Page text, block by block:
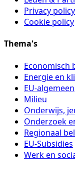
Privacy policy
Cookie policy
Thema's
Economisch
Energie en
EU-algemeen
Milieu
Onderwijs,
Onderzoek
Regionaal
EU-Subsidies
Werk en